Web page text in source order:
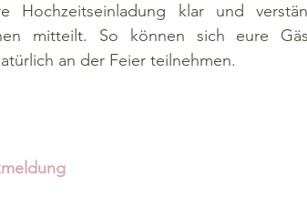
Hochzeitseinladung klar und
mitteilt. So können sich eure
an der Feier teilnehmen.